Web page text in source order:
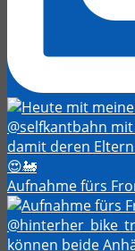
Aufnahme fürs